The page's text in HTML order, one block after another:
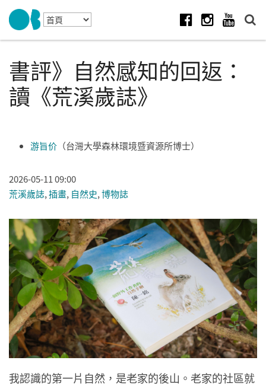
Skip to navigation
移至主內容
書評》自然感知的回返：
讀《荒溪歲誌》
游旨价 （台灣大學森林環境暨資源所博士）
2026-05-11 09:00
荒溪歲誌,插畫, 自然史,博物誌
我認識的第一片自然，是老家的後山。老家的社區就